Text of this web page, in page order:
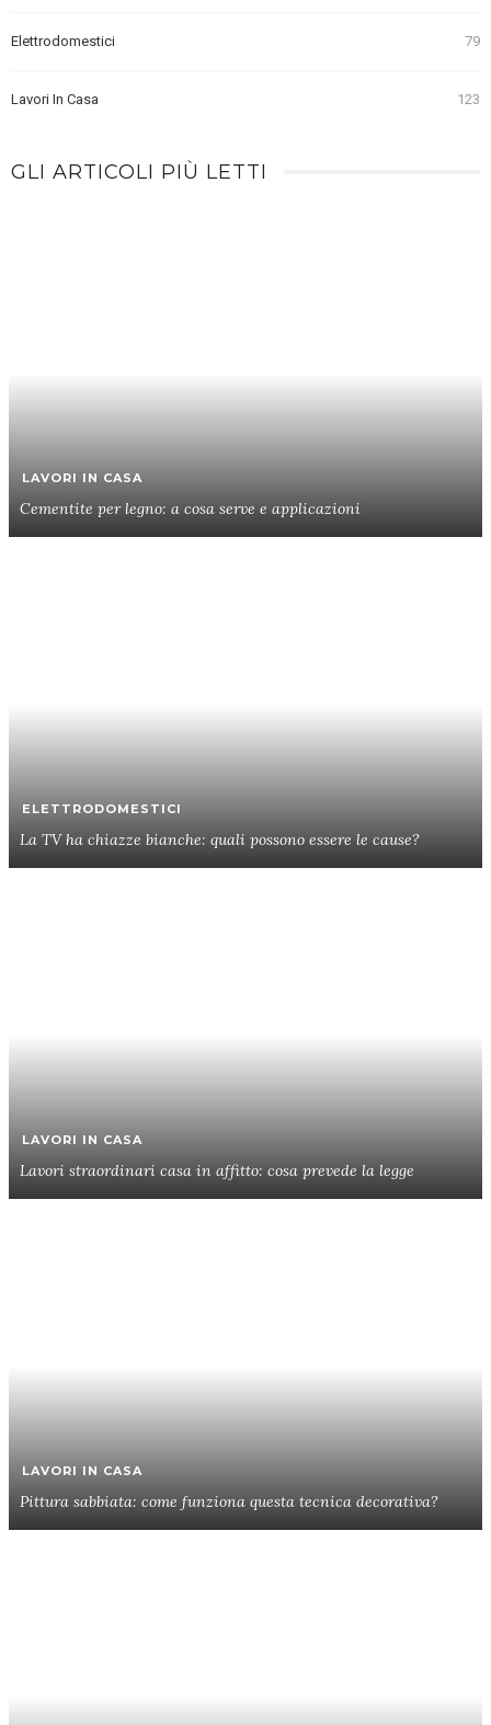
Elettrodomestici 79
Lavori In Casa 123
GLI ARTICOLI PIÙ LETTI
LAVORI IN CASA
Cementite per legno: a cosa serve e applicazioni
ELETTRODOMESTICI
La TV ha chiazze bianche: quali possono essere le cause?
LAVORI IN CASA
Lavori straordinari casa in affitto: cosa prevede la legge
LAVORI IN CASA
Pittura sabbiata: come funziona questa tecnica decorativa?